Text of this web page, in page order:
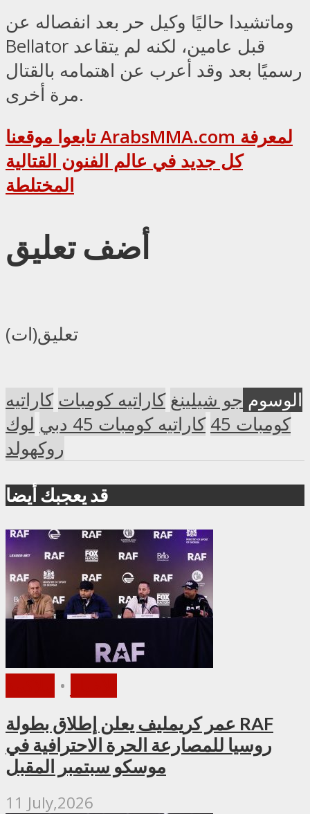
وماتشيدا حاليًا وكيل حر بعد انفصاله عن
Bellator قبل عامين، لكنه لم يتقاعد
رسميًا بعد وقد أعرب عن اهتمامه بالقتال
مرة أخرى.
تابعوا موقعنا ArabsMMA.com لمعرفة
كل جديد في عالم الفنون القتالية
المختلطة
أضف تعليق
تعليق(ات)
الوسوم جو شيلينغ كاراتيه كومبات كاراتيه
كومبات 45
كاراتيه كومبات 45 دبي
لوك
روكهولد
قد يعجبك أيضا
•
عمر كريمليف يعلن إطلاق بطولة RAF
روسيا للمصارعة الحرة الاحترافية في
موسكو سبتمبر المقبل
11 July,2026